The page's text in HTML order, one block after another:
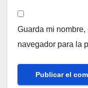
Guarda mi
navegador para la